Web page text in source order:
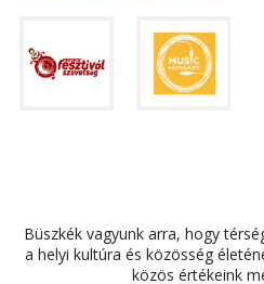
Büszkék vagyunk arra, hogy
a helyi kultúra és közösség
közös értékeink